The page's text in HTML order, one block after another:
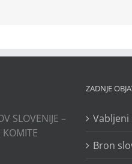
SLOVENIJE –
KOMITE
ZADNJE
Vabljeni
Bron